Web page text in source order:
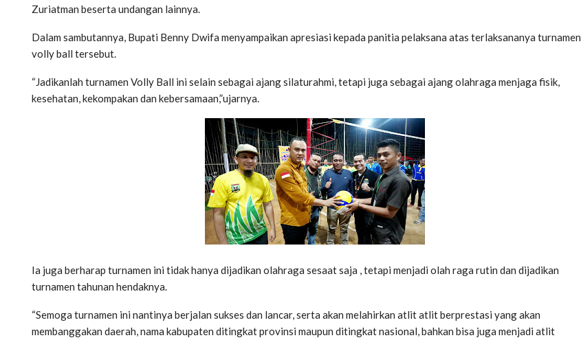
Zuriatman beserta undangan lainnya.
Dalam sambutannya, Bupati Benny Dwifa menyampaikan apresiasi kepada panitia pelaksana atas terlaksananya turnamen
volly ball tersebut.
“Jadikanlah turnamen Volly Ball ini selain sebagai ajang silaturahmi, tetapi juga sebagai ajang olahraga menjaga fisik,
kesehatan, kekompakan dan kebersamaan,”ujarnya.
Ia juga berharap turnamen ini tidak hanya dijadikan olahraga sesaat saja , tetapi menjadi olah raga rutin dan dijadikan
turnamen tahunan hendaknya.
“Semoga turnamen ini nantinya berjalan sukses dan lancar, serta akan melahirkan atlit atlit berprestasi yang akan
membanggakan daerah, nama kabupaten ditingkat provinsi maupun ditingkat nasional, bahkan bisa juga menjadi atlit